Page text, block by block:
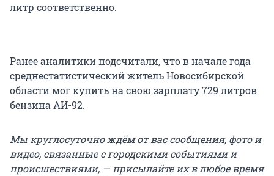
литр соответственно.
Ранее аналитики подсчитали, что в начале года
среднестатистический житель Новосибирской
области мог купить на свою зарплату 729 литров
бензина АИ-92.
Мы круглосуточно ждём от вас сообщения, фото и
видео, связанные с городскими событиями и
происшествиями, — присылайте их в любое время